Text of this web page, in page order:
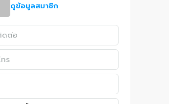
ดูข้อมูลสมาชิก